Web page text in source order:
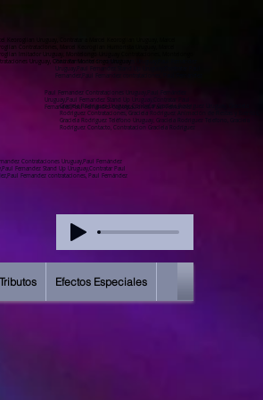
Paul Fernandez Contrataciones Uruguay,Paul Fernández
Uruguay,Paul Fernandez Stand Up Uruguay,Contratar Paul
Fernandez,Paul Fernandez contrataciones, Paul Fernández
Paul Fernandez Contrataciones Uruguay,Paul Fernández
Uruguay,Paul Fernandez Stand Up Uruguay,Contratar Paul
Fernandez,Paul Fernandez contrataciones, Paul Fernández
Keoroglian Uruguay, Contratar a Marcel Keoroglian Uruguay, Marcel
Contrataciones, Marcel Keoroglian Humorista Uruguay, Marcel
Imitador Uruguay, Montelongo Uruguay Contrataciones, Montelongo
Uruguay, Contratar Montelongo Uruguay
Graciela Rodriguez Uruguay, Contratar Graciela Rodriguez Uruguay, Graciela
Rodriguez Contrataciones, Graciela Rodriguez Animación de Fiestas y Eventos,
Graciela Rodriguez Teléfono Uruguay, Graciela Rodriguez Telefono, Graciela
Rodríguez Contacto, Contratacion Graciela Rodríguez
Contrataciones Uruguay,Paul Fernández
Fernandez Stand Up Uruguay,Contratar Paul
Fernandez contrataciones, Paul Fernández
Tributos Efectos Especiales